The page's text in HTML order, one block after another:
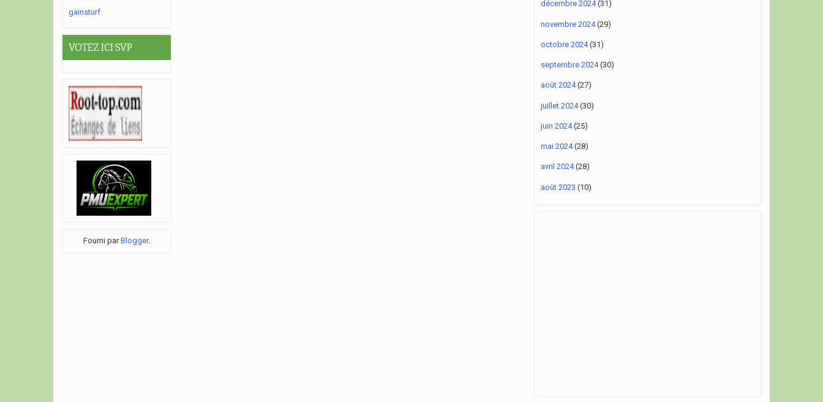
gainsturf
VOTEZ ICI SVP
Fourni parBlogger.
décembre 2024(31)
novembre 2024(29)
octobre 2024(31)
septembre 2024(30)
août 2024(27)
juillet 2024(30)
juin 2024(25)
mai 2024(28)
avril 2024(28)
août 2023 (10)